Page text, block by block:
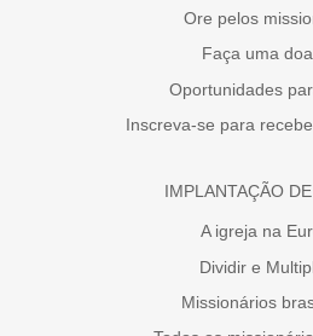
Ore pelos
Faça uma
Oportunidades
Inscreva-se para
IMPLANTAÇÃO
A igreja na
Dividir e
Missionários